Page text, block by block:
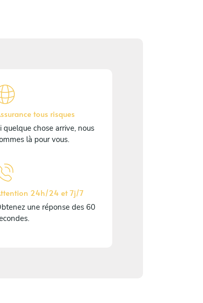
tous risques
quelque chose arrive, nous
là pour vous.
24h/24 et 7j/7
une réponse des 60